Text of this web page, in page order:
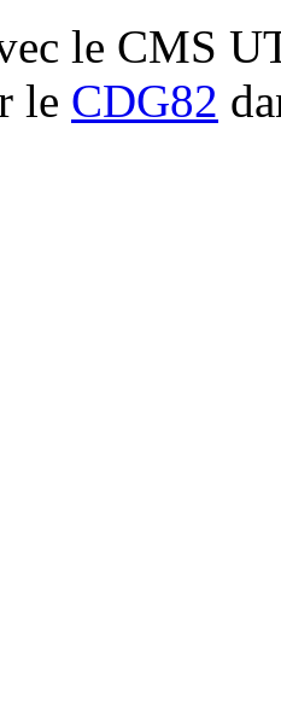
le CMS
le CDG82